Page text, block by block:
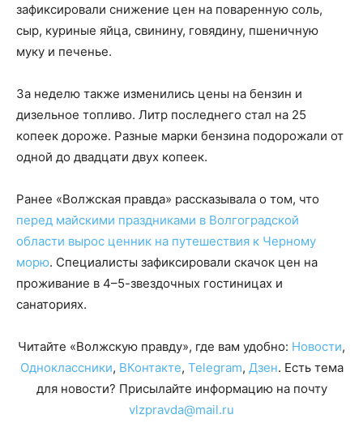
зафиксировали снижение цен на поваренную соль,
сыр, куриные яйца, свинину, говядину, пшеничную
муку и печенье.
За неделю также изменились цены на бензин и
дизельное топливо. Литр последнего стал на 25
копеек дороже. Разные марки бензина подорожали от
одной до двадцати двух копеек.
Ранее «Волжская правда» рассказывала о том, что
перед майскими праздниками в Волгоградской
области вырос ценник на путешествия к Черному
морю. Специалисты зафиксировали скачок цен на
проживание в 4–5-звездочных гостиницах и
санаториях.
Читайте «Волжскую правду», где вам удобно: Новости,
Одноклассники, ВКонтакте, Telegram, Дзен. Есть тема
для новости? Присылайте информацию на почту
vlzpravda@mail.ru